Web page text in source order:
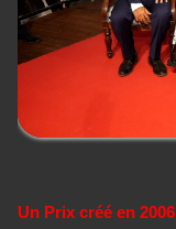
Un Prix créé en 2006